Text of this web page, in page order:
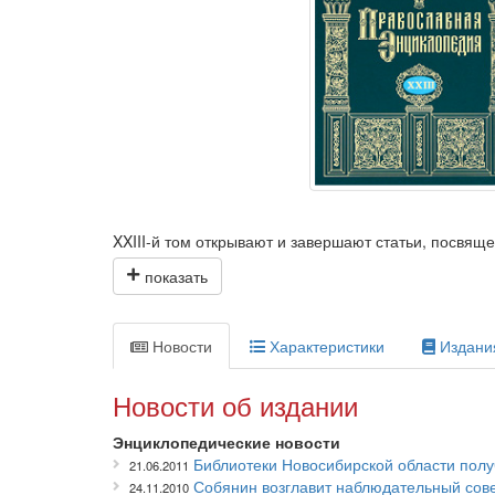
XXIII-й том открывают и завершают статьи,
деятелях, носивших имена Иннокентий, Иоаким и
публикации целого ряда статей, посвященных
Папских институтов и факультетов, действующих
«Интердикт». Статья «Intercessio» — об одном из
песнопении в составе проприя латинской Мессы.
кафедру.
«Православная энциклопедия» является
1) дать всеобъемлющую информацию по
2) ознакомить читателя с другими христианскими
Новости Характеристики
Новости об издании
Энциклопедические новости
21.06.2011 Библиотеки Новосибирской области
24.11.2010 Собянин возглавит наблюдательный